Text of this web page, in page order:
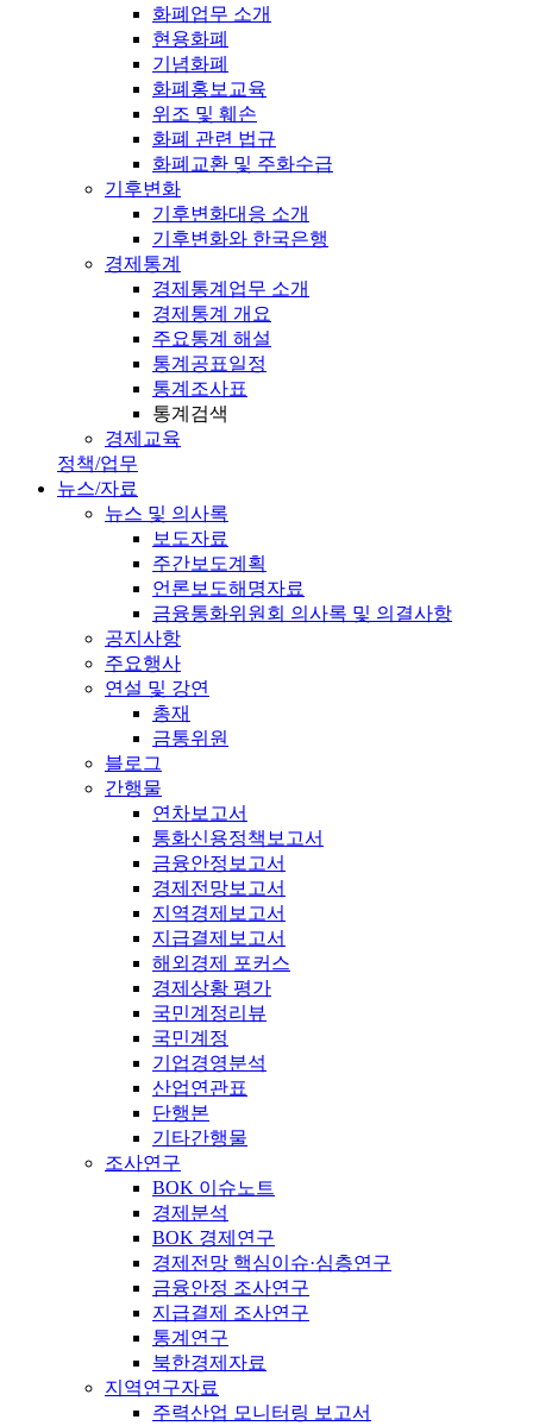
화폐업무 소개
현용화폐
기념화폐
화폐홍보교육
위조 및 훼손
화폐 관련 법규
화폐교환 및 주화수급
기후변화
기후변화대응 소개
기후변화와 한국은행
경제통계
경제통계업무 소개
경제통계 개요
주요통계 해설
통계공표일정
통계조사표
통계검색
경제교육
정책/업무
뉴스/자료
뉴스 및 의사록
보도자료
주간보도계획
언론보도해명자료
금융통화위원회 의사록 및 의결사항
공지사항
주요행사
연설 및 강연
총재
금통위원
블로그
간행물
연차보고서
통화신용정책보고서
금융안정보고서
경제전망보고서
지역경제보고서
지급결제보고서
해외경제 포커스
경제상황 평가
국민계정리뷰
국민계정
기업경영분석
산업연관표
단행본
기타간행물
조사연구
BOK 이슈노트
경제분석
BOK 경제연구
경제전망 핵심이슈·심층연구
금융안정 조사연구
지급결제 조사연구
통계연구
북한경제자료
지역연구자료
주력산업 모니터링 보고서